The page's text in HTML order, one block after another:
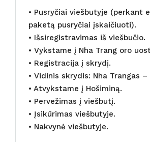
• Pusryčiai viešbutyje (perkant
paketą pusryčiai įskaičiuoti).
• Išsiregistravimas iš viešbučio.
• Vykstame į Nha Trang oro
• Registracija į skrydį.
• Vidinis skrydis: Nha Trangas –
• Atvykstame į Hošiminą.
• Pervežimas į viešbutį.
• Įsikūrimas viešbutyje.
• Nakvynė viešbutyje.